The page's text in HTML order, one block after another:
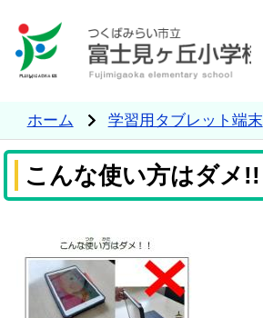
ホーム 学習用タブレット端末
こんな使い方はダメ!!